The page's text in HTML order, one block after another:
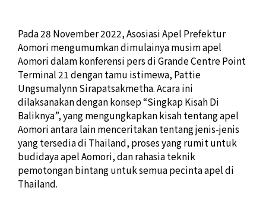
Pada 28 November 2022, Asosiasi Apel Prefektur
Aomori mengumumkan dimulainya musim apel
Aomori dalam konferensi pers di Grande Centre Point
Terminal 21 dengan tamu istimewa, Pattie
Ungsumalynn Sirapatsakmetha. Acara ini
dilaksanakan dengan konsep “Singkap Kisah Di
Baliknya”, yang mengungkapkan kisah tentang apel
Aomori antara lain menceritakan tentang jenis-jenis
yang tersedia di Thailand, proses yang rumit untuk
budidaya apel Aomori, dan rahasia teknik
pemotongan bintang untuk semua pecinta apel di
Thailand.